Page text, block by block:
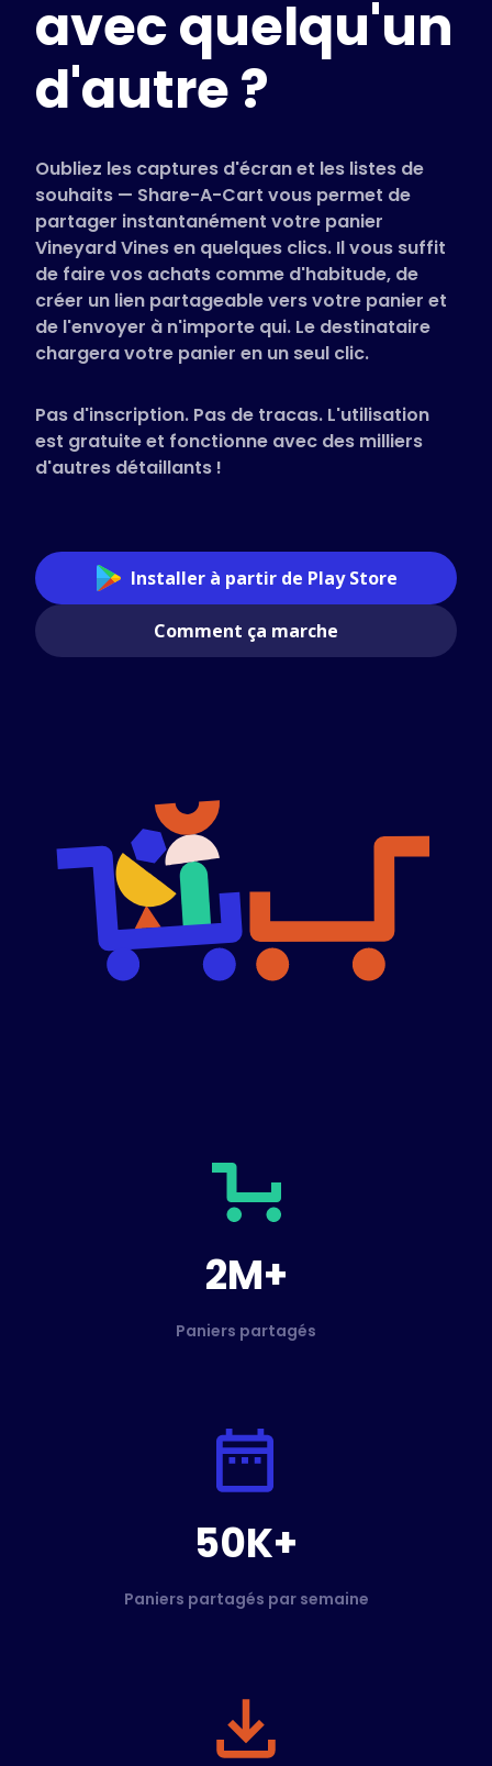
Magasins pris en charge
FAQ
Guides d'utilisation
Français (French)
avec quelqu'un
d'autre ?
Oubliez les captures d'écran et les listes de
souhaits — Share-A-Cart vous permet de
partager instantanément votre panier
Vineyard Vines en quelques clics. Il vous suffit
de faire vos achats comme d'habitude, de
créer un lien partageable vers votre panier et
de l'envoyer à n'importe qui. Le destinataire
chargera votre panier en un seul clic.
Pas d'inscription. Pas de tracas. L'utilisation
est gratuite et fonctionne avec des milliers
d'autres détaillants !
Installer à partir de Play Store
Comment ça marche
2M+
Paniers partagés
50K+
Paniers partagés par semaine